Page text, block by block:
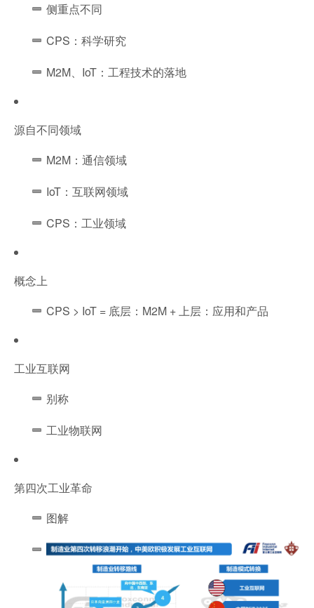
侧重点不同
CPS：科学研究
M2M、IoT：工程技术的落地
源自不同领域
M2M：通信领域
IoT：互联网领域
CPS：工业领域
概念上
CPS > IoT = 底层：M2M + 上层：应用和产品
工业互联网
别称
工业物联网
第四次工业革命
图解